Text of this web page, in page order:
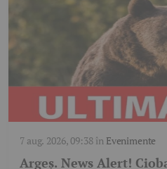
7 aug. 2026, 09:38în Evenimente
Argeş. News Alert!